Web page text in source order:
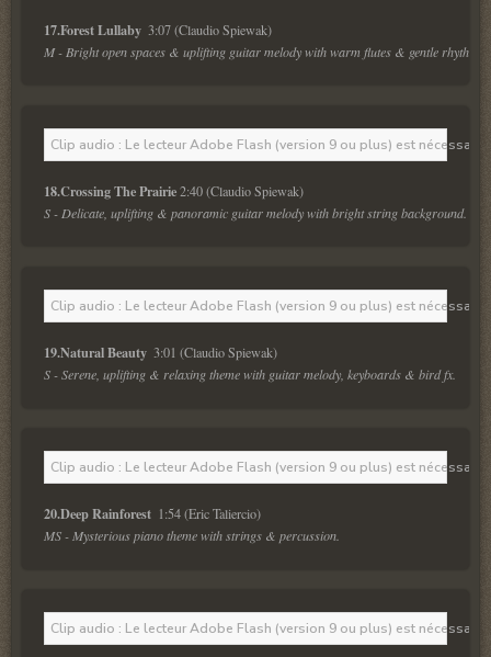
17.Forest Lullaby
3:07 (Claudio Spiewak)
M - Bright open spaces & uplifting guitar melody with warm flutes & gentle rhythmic.
Clip audio : Le lecteur Adobe Flash (version 9 ou plus) est
18.Crossing The Prairie
2:40 (Claudio Spiewak)
S - Delicate, uplifting & panoramic guitar melody with bright string background.
Clip audio : Le lecteur Adobe Flash (version 9 ou plus) est
19.Natural Beauty
3:01 (Claudio Spiewak)
S - Serene, uplifting & relaxing theme with guitar melody, keyboards & bird fx.
Clip audio : Le lecteur Adobe Flash (version 9 ou plus) est
20.Deep Rainforest
1:54 (Eric Taliercio)
MS - Mysterious piano theme with strings & percussion.
Clip audio : Le lecteur Adobe Flash (version 9 ou plus) est